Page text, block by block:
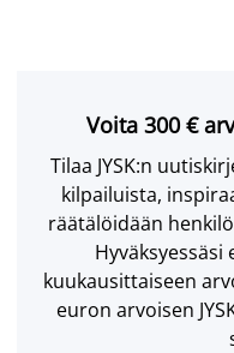
Voita 300 €
Tilaa JYSK:n
kilpailuista,
räätälöidään
kuukausittaiseen
euron arvoisen